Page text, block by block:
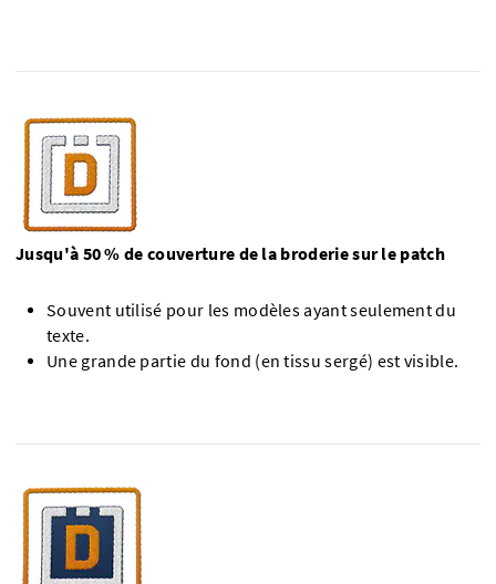
Jusqu'à 50 % de couverture de la broderie sur le patch
Souvent utilisé pour les modèles ayant seulement du
texte.
Une grande partie du fond (en tissu sergé) est visible.